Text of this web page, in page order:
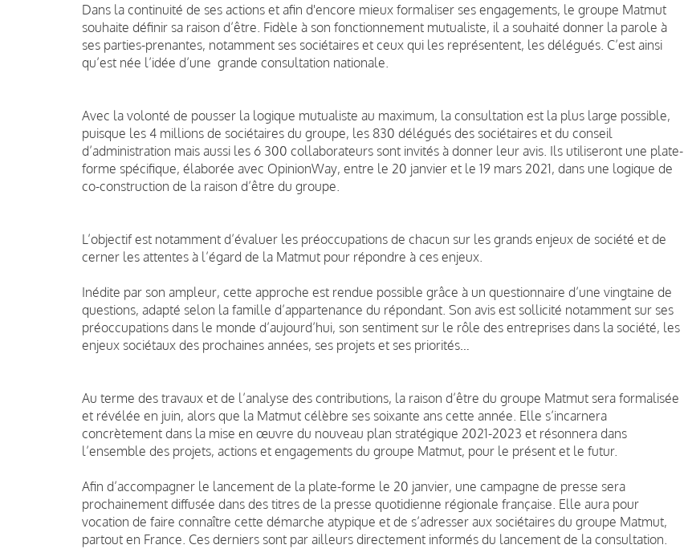
Dans la continuité de ses actions et afin d'encore mieux formaliser ses engagements, le groupe Matmut
souhaite définir sa raison d’être. Fidèle à son fonctionnement mutualiste, il a souhaité donner la parole à
ses parties-prenantes, notamment ses sociétaires et ceux qui les représentent, les délégués. C’est ainsi
qu’est née l’idée d’une grande consultation nationale.
Avec la volonté de pousser la logique mutualiste au maximum, la consultation est la plus large possible,
puisque les 4 millions de sociétaires du groupe, les 830 délégués des sociétaires et du conseil
d’administration mais aussi les 6 300 collaborateurs sont invités à donner leur avis. Ils utiliseront une plate-
forme spécifique, élaborée avec OpinionWay, entre le 20 janvier et le 19 mars 2021, dans une logique de
co-construction de la raison d’être du groupe.
L’objectif est notamment d’évaluer les préoccupations de chacun sur les grands enjeux de société et de
cerner les attentes à l’égard de la Matmut pour répondre à ces enjeux.
Inédite par son ampleur, cette approche est rendue possible grâce à un questionnaire d’une vingtaine de
questions, adapté selon la famille d’appartenance du répondant. Son avis est sollicité notamment sur ses
préoccupations dans le monde d’aujourd’hui, son sentiment sur le rôle des entreprises dans la société, les
enjeux sociétaux des prochaines années, ses projets et ses priorités…
Au terme des travaux et de l’analyse des contributions, la raison d’être du groupe Matmut sera formalisée
et révélée en juin, alors que la Matmut célèbre ses soixante ans cette année. Elle s’incarnera
concrètement dans la mise en œuvre du nouveau plan stratégique 2021-2023 et résonnera dans
l’ensemble des projets, actions et engagements du groupe Matmut, pour le présent et le futur.
Afin d’accompagner le lancement de la plate-forme le 20 janvier, une campagne de presse sera
prochainement diffusée dans des titres de la presse quotidienne régionale française. Elle aura pour
vocation de faire connaître cette démarche atypique et de s’adresser aux sociétaires du groupe Matmut,
partout en France. Ces derniers sont par ailleurs directement informés du lancement de la consultation.